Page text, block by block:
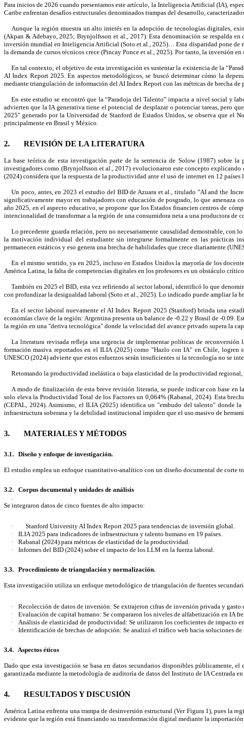
Para inicios de 2026 cuando presentamos este artículo, la Inteligencia Artificial (IA),
Caribe enfrentan desafíos estructurales denominados trampas del desarrollo,
Aunque la región muestra un alto interés en la adopción de tecnologías digitales,
(Akpan & Adebayo, 2025; Brynjolfsson et al., 2017). Esta denominación se respalda
inversión mundial en Inteligencia Artificial (Soto et al., 2025)… Esta disparidad pone de
la demanda de cursos técnicos crece (Pincay Ponce et al., 2025). Por tanto, la inversión
En tal contexto, el objetivo de esta investigación es sustentar la existencia de la
AI Index Report 2025. En aspectos metodológicos, se buscó determinar cómo la
mediante triangulación de información del AI Index Report con las métricas de brecha
En este estudio se encontró que la “Paradoja del Talento” impacta a nivel social y
advierten que la IA generativa tiene el potencial de desplazar o potenciar tareas, pero
2025" generado por la Universidad de Stanford de Estados Unidos, se observa que el
principalmente en Brasil y México.
2. REVISIÓN DE LA LITERATURA
La base teórica de esta investigación parte de la sentencia de Solow (1987) sobre
investigadores como (Brynjolfsson et al., 2017) evolucionaron este concepto
(2024) considera que la respuesta de la productividad ante el uso de internet en 12
Un poco, antes, en 2023 el estudio del BID de Azuara et al., titulado "AI and the
significativamente mayor en trabajadores con educación de posgrado, lo que
año 2025, en el aspecto educativo, se propone que los Estados financien centros de
intencionalidad de transformar a la región de una consumidora neta a una productora
Lo precedente guarda relación, pero no necesariamente causalidad demostrable,
la motivación individual del estudiante sin integrarse formalmente en las prácticas
permanecen estáticos y eso genera una brecha de habilidades que crece diariamente
En el mismo sentido, ya en 2025, incluso en Estados Unidos la mayoría de los
América Latina, la falta de competencias digitales en los profesores es un obstáculo
También en 2025 el BID, esta vez refiriendo al sector laboral, identificó lo que
con profundizar la desigualdad laboral (Soto et al., 2025). Lo indicado puede ampliar la
En el sector laboral nuevamente el AI Index Report 2025 (Stanford) brinda una
economías clave de la región: Argentina presenta un balance de -0.22 y Brasil de -0.09.
la región en una "deriva tecnológica" donde la velocidad del avance privado supera la
La literatura revisada refleja una urgencia de implementar políticas de
formación masiva reportados en el ILIA (2025) como "Hazlo con IA" en Chile, logren
UNESCO (2024) advierte que estos esfuerzos serán insuficientes si la tecnología no se
Retomando la productividad inelástica o baja elasticidad de la productividad
A modo de finalización de esta breve revisión literaria, se puede indicar con base en
solo eleva la Productividad Total de los Factores un 0,064% (Rabanal, 2024). Esta
(CEPAL, 2024). Asimismo, el ILIA (2025) identifica un "embudo del talento" donde
infraestructura soberana y la debilidad institucional impiden que el uso masivo de
3. MATERIALES Y MÉTODOS
3.1. Diseño y enfoque de investigación.
El estudio emplea un enfoque cuantitativo-analítico con un diseño documental de corte
3.2. Corpus documental y unidades de análisis
Se integraron datos de cinco fuentes de alto impacto:
·
Stanford University AI Index Report 2025 para tendencias de inversión global.
·
ILIA 2025 para indicadores de infraestructura y talento humano en 19 países.
·
Rabanal (2024) para métricas de elasticidad de la productividad.
·
Informes del BID (2024) sobre el impacto de los LLM en la fuerza laboral.
3.3. Procedimiento de triangulación y normalización.
Esta investigación utiliza un enfoque metodológico de triangulación de fuentes
·
Recolección de datos de inversión: Se extrajeron cifras de inversión privada y
·
Evaluación de capital humano: Se compararon los niveles de alfabetización en IA
·
Análisis de elasticidad de productividad: Se utilizaron los coeficientes de impacto
·
Identificación de brechas de adopción: Se analizó el tráfico web hacia soluciones
3.4. Aspectos éticos
.
Dado que esta investigación se basa en datos secundarios disponibles públicamente,
garantizada mediante la metodología de auditoría de datos del Instituto de IA Centrada
4. RESULTADOS Y DISCUSIÓN
América Latina enfrenta una trampa de desinversión estructural (Ver Figura 1), pues la
evidente que la región está financiando su transformación digital mediante la